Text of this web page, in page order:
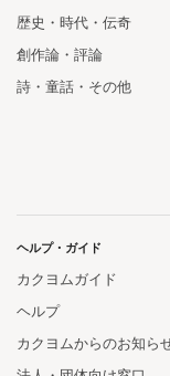
歴史・時代・伝奇
創作論・評論
詩・童話・その他
ヘルプ・ガイド
カクヨムガイド
ヘルプ
カクヨムからのお知ら